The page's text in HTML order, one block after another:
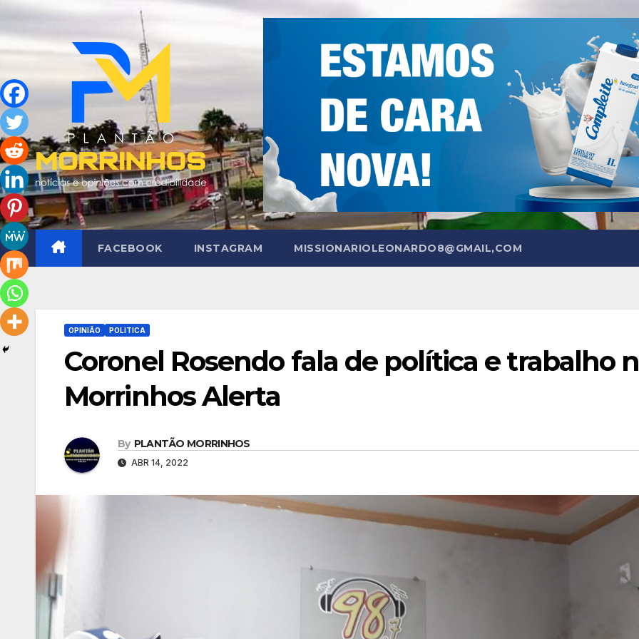
Skip
to
content
FACEBOOK INSTAGRAM MISSIONARIOLEONARDO8@GMAIL,COM
OPINIÃO POLITICA
Coronel Rosendo fala de política e trabalho
Morrinhos Alerta
By PLANTÃO MORRINHOS
ABR 14, 2022